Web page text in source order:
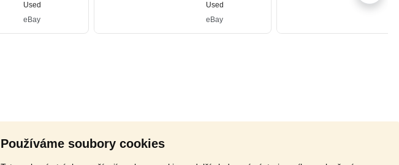
Používáme soubory cookies